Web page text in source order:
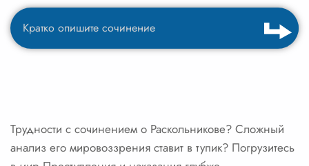
Трудности с сочинением о Раскольникове? Сложный
анализ его мировоззрения ставит в тупик? Погрузитесь